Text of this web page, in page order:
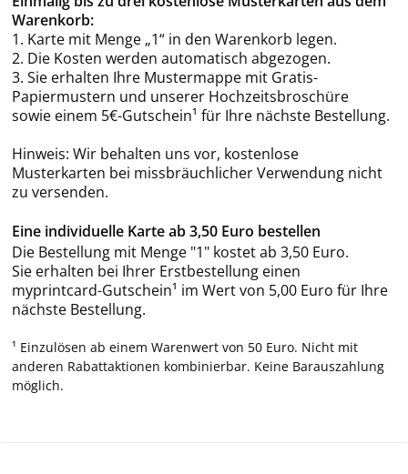
Warenkorb:
1. Karte mit Menge „1“ in den Warenkorb legen.
2. Die Kosten werden automatisch abgezogen.
3. Sie erhalten Ihre Mustermappe mit Gratis-
Papiermustern und unserer Hochzeitsbroschüre
sowie einem 5€-Gutschein¹ für Ihre nächste Bestellung.
Hinweis: Wir behalten uns vor, kostenlose
Musterkarten bei missbräuchlicher Verwendung nicht
zu versenden.
Eine individuelle Karte ab 3,50 Euro bestellen
Die Bestellung mit Menge "1" kostet ab 3,50 Euro.
Sie erhalten bei Ihrer Erstbestellung einen
myprintcard-Gutschein¹ im Wert von 5,00 Euro für Ihre
nächste Bestellung.
¹ Einzulösen ab einem Warenwert von 50 Euro. Nicht mit
anderen Rabattaktionen kombinierbar. Keine Barauszahlung
möglich.